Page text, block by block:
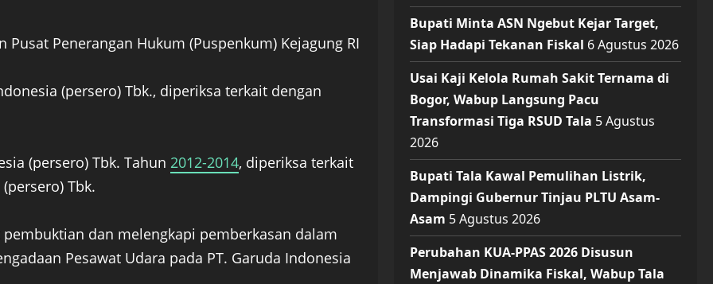
Penerangan Hukum (Puspenkum) Kejagung RI
(persero) Tbk., diperiksa terkait dengan
(persero) Tbk. Tahun 2012-2014, diperiksa terkait
Tbk.
dan melengkapi pemberkasan dalam
Pesawat Udara pada PT. Garuda Indonesia
Bupati Minta ASN Ngebut Kejar Target,
Siap Hadapi Tekanan Fiskal 6 Agustus 2026
Usai Kaji Kelola Rumah Sakit Ternama di
Bogor, Wabup Langsung Pacu
Transformasi Tiga RSUD Tala 5 Agustus
2026
Bupati Tala Kawal Pemulihan Listrik,
Dampingi Gubernur Tinjau PLTU Asam-
Asam 5 Agustus 2026
Perubahan KUA-PPAS 2026 Disusun
Menjawab Dinamika Fiskal, Wabup Tala